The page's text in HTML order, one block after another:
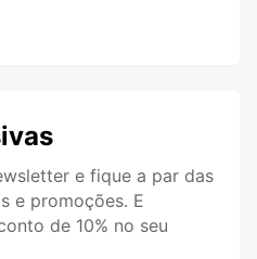
e fique a par das
e promoções. E
de 10% no seu